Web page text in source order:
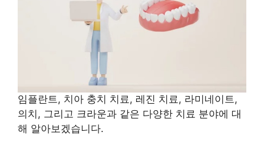
임플란트, 치아 충치 치료, 레진 치료, 라미네이트,
의치, 그리고 크라운과 같은 다양한 치료 분야에 대
해 알아보겠습니다.